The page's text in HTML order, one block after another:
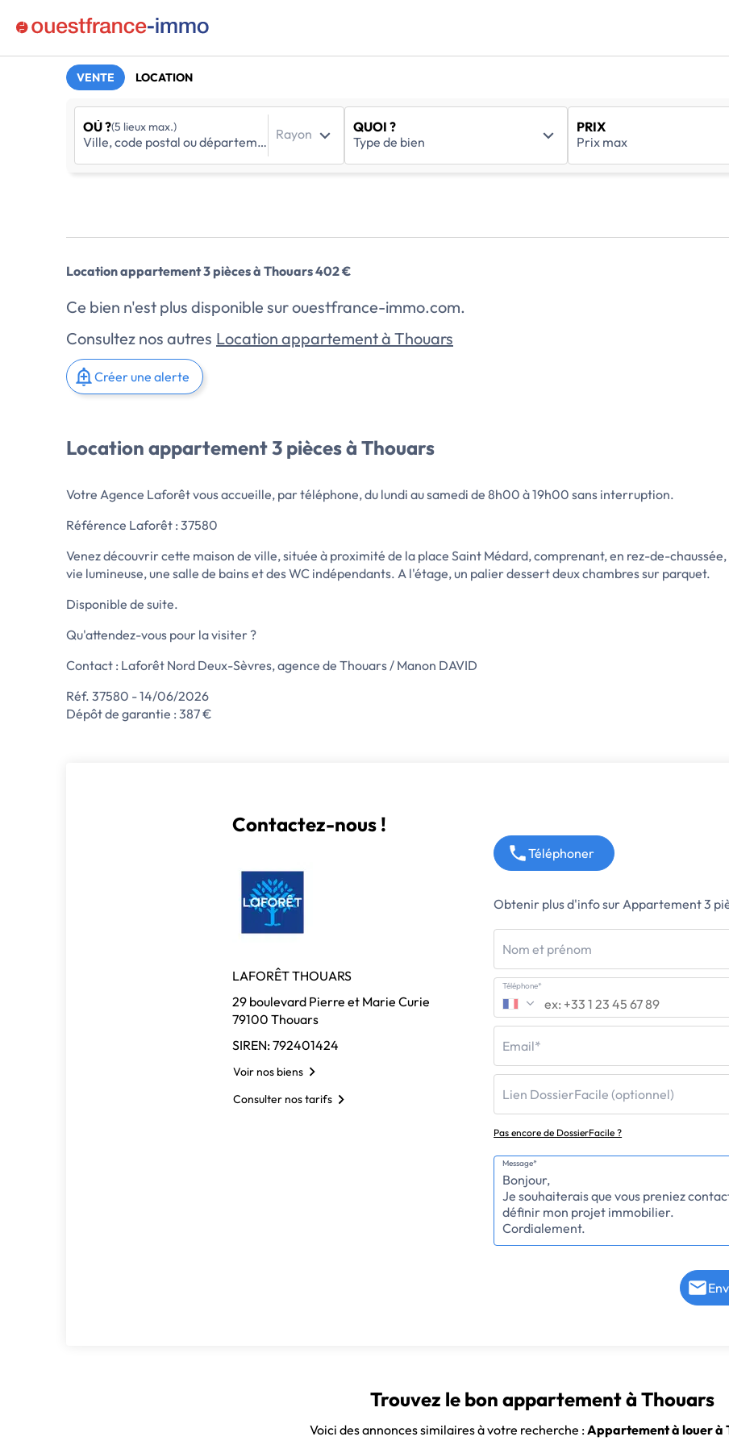
VENTE LOCATION
OÙ ?(5 lieux max.) Rayon QUOI ? PRIX
Location appartement 3 pièces à Thouars 402 €
Ce bien n'est plus disponible sur ouestfrance-immo.com.
Consultez nos autres Location appartement à Thouars
Créer une alerte
Location appartement 3 pièces à Thouars
Votre Agence Laforêt vous accueille, par téléphone, du lundi au samedi de 8h00 à 19h00 sans interruption.
Référence Laforêt : 37580
Venez découvrir cette maison de ville, située à proximité de la place Saint Médard, comprenant, en rez-de-
vie lumineuse, une salle de bains et des WC indépendants. A l'étage, un palier dessert deux chambres sur parquet.
Disponible de suite.
Qu'attendez-vous pour la visiter ?
Contact : Laforêt Nord Deux-Sèvres, agence de Thouars / Manon DAVID
Réf. 37580 - 14/06/2026
Dépôt de garantie : 387 €
Contactez-nous !
LAFORÊT THOUARS
29 boulevard Pierre et Marie Curie
79100 Thouars
SIREN: 792401424
Voir nos biens
Consulter nos tarifs
Téléphoner
Obtenir plus d'info sur Appartement 3
Nom et prénom
Téléphone*
Email*
Lien DossierFacile (optionnel)
Pas encore de DossierFacile ?
Message*
Trouvez le bon appartement à Thouars
Voici des annonces similaires à votre recherche :Appartement à louer à